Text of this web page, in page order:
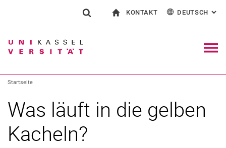
Springe direkt zu: Inhalt
Springe direkt zu: Suche
Springe direkt zu:
KONTAKT
Kontakt für Presse und Öffentlichkeit
Einrichtungen suchen
DEUTSCH :
Startseite
Was läuft in die gelben
Kacheln?